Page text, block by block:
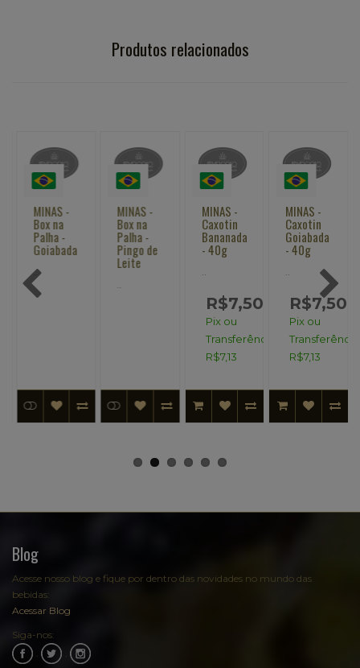
Produtos relacionados
MINAS -
Box na
Palha -
Goiabada
..
MINAS -
Box na
Palha -
Pingo de
Leite
MINAS -
Caxotin
Bananada
- 40g
R$7,50
Pix ou
Transferência:
R$7,13
MINAS -
Caxotin
Goiabada
- 40g
R$7,50
Pix ou
R$7,13
Blog
Acesse nosso blog e fique por dentro das novidades no mundo das
bebidas:
Acessar Blog
Siga-nos: